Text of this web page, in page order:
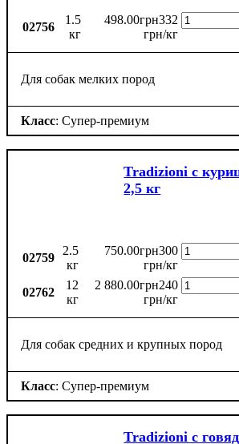
02756
1.5
кг
498.00грн332
грн/кг
Для собак мелких пород
Класс: Супер-премиум
Tradizioni с
2,5 кг
02759
2.5
кг
750.00грн300
грн/кг
02762
12
кг
2 880.00грн240
грн/кг
Для собак средних и крупных пород
Класс: Супер-премиум
Tradizioni с